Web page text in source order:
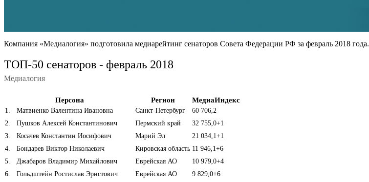
Компания «Медиалогия» подготовила медиарейтинг сенаторов Совета Федерации РФ за февраль 2018 года.
ТОП-50 сенаторов - февраль 2018
Медиалогия
Персона Регион МедиаИндекс
1 Матвиенко Валентина Ивановна Санкт-Петербург
60 706,2
2
Пушков Алексей Константинович Пермский край 32 755,0+1
3
Косачев Константин Иосифович Марий Эл 21 034,1 +1
4
Бондарев Виктор Николаевич Кировская область 11 946,1 +6
5
Джабаров Владимир Михайлович Еврейская АО 10 979,0+4
6
Гольдштейн Ростислав Эрнстович Еврейская АО 9 829,0+6